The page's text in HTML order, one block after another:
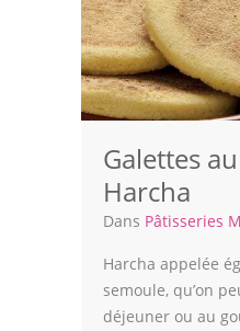
Pâtisseries
Recettes
Cuisine
Cuisine Juive
Cuisine
Articles
Galettes
Harcha
Dans Pâtisseries
Harcha appelée
semoule, qu’on
déjeuner ou au